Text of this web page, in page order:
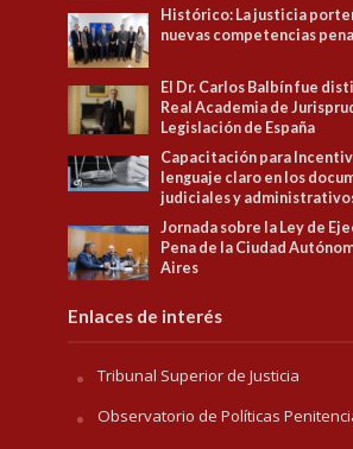
Histórico: La justicia
nuevas competencias
El Dr. Carlos Balbín fue
Real Academia de
Legislación de España
Capacitación para
lenguaje claro en los
judiciales y
Jornada sobre la Ley de
Pena de la Ciudad
Aires
Enlaces de interés
Tribunal Superior de Justicia
Observatorio de Políticas